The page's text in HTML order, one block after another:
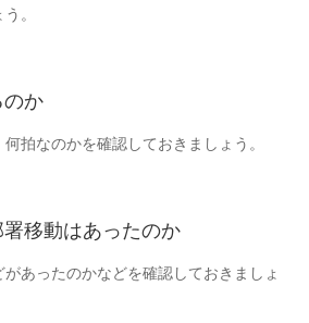
。
のか
拍なのかを確認しておきましょう。
移動はあったのか
あったのかなどを確認しておきましょ